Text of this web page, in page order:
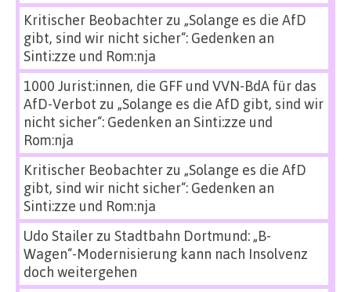
Kritischer Beobachterzu „Solange es die AfD
gibt, sind wir nicht sicher“: Gedenken an
Sinti:zze und Rom:nja
1000 Jurist:innen, die GFF und VVN-BdA für das
AfD-Verbot zu „Solange es die AfD gibt, sind wir
nicht sicher“: Gedenken an Sinti:zze und
Rom:nja
Kritischer Beobachterzu „Solange es die AfD
gibt, sind wir nicht sicher“: Gedenken an
Sinti:zze und Rom:nja
Udo Stailerzu Stadtbahn Dortmund: „B-
Wagen“-Modernisierung kann nach Insolvenz
doch weitergehen